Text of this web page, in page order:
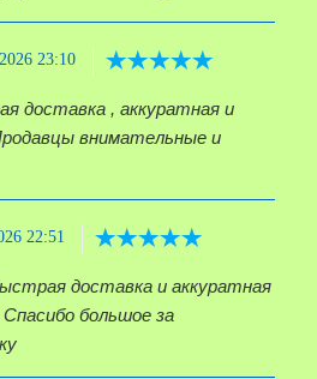
23:10
доставка , аккуратная и
внимательные и
22:51
доставка и аккуратная
Спасибо большое за